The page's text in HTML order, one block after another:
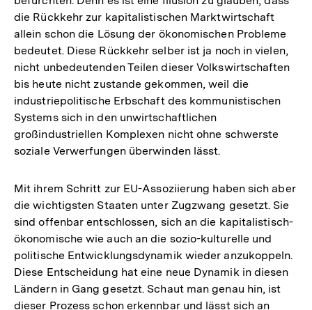
die Rückkehr zur kapitalistischen Marktwirtschaft
allein schon die Lösung der ökonomischen Probleme
bedeutet. Diese Rückkehr selber ist ja noch in vielen,
nicht unbedeutenden Teilen dieser Volkswirtschaften
bis heute nicht zustande gekommen, weil die
industriepolitische Erbschaft des kommunistischen
Systems sich in den unwirtschaftlichen
großindustriellen Komplexen nicht ohne schwerste
soziale Verwerfungen überwinden lässt.
Mit ihrem Schritt zur EU-Assoziierung haben sich aber
die wichtigsten Staaten unter Zugzwang gesetzt. Sie
sind offenbar entschlossen, sich an die kapitalistisch-
ökonomische wie auch an die sozio-kulturelle und
politische Entwicklungsdynamik wieder anzukoppeln.
Diese Entscheidung hat eine neue Dynamik in diesen
Ländern in Gang gesetzt. Schaut man genau hin, ist
dieser Prozess schon erkennbar und lässt sich an